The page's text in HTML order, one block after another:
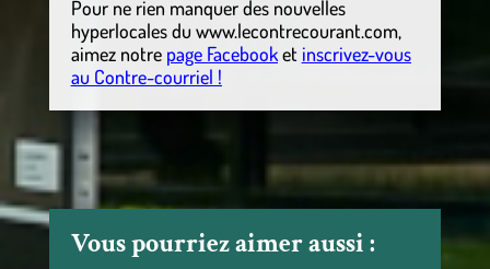
Pour ne rien manquer des nouvelles
hyperlocalesdu www.lecontrecourant.com,
aimez notre page Facebooket inscrivez-vous
au Contre-courriel !
Vous pourriez aimer aussi :